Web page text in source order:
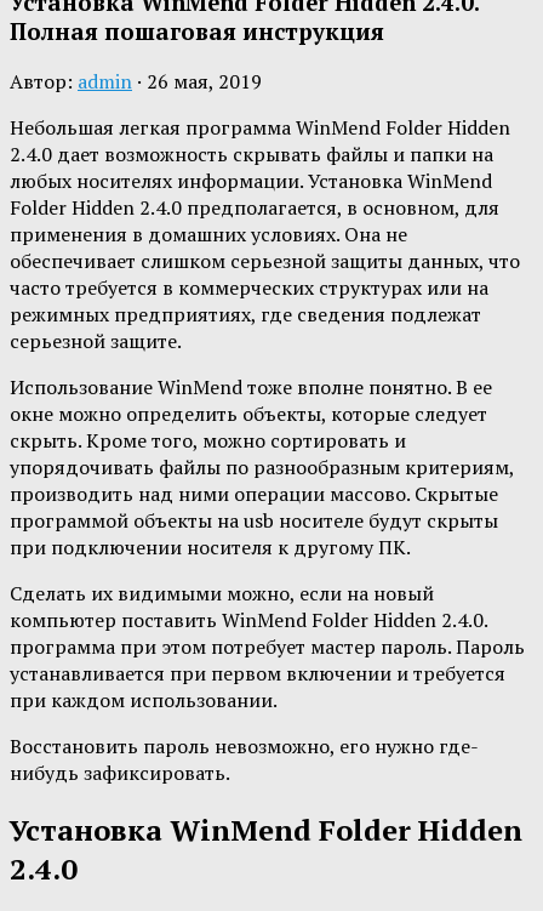
Полная пошаговая инструкция
Автор: admin · 26 мая, 2019
Небольшая легкая программа WinMend Folder Hidden
2.4.0 дает возможность скрывать файлы и папки на
любых носителях информации. Установка WinMend
Folder Hidden 2.4.0 предполагается, в основном, для
применения в домашних условиях. Она не
обеспечивает слишком серьезной защиты данных, что
часто требуется в коммерческих структурах или на
режимных предприятиях, где сведения подлежат
серьезной защите.
Использование WinMend тоже вполне понятно. В ее
окне можно определить объекты, которые следует
скрыть. Кроме того, можно сортировать и
упорядочивать файлы по разнообразным критериям,
производить над ними операции массово. Скрытые
программой объекты на usb носителе будут скрыты
при подключении носителя к другому ПК.
Сделать их видимыми можно, если на новый
компьютер поставить WinMend Folder Hidden 2.4.0.
программа при этом потребует мастер пароль. Пароль
устанавливается при первом включении и требуется
при каждом использовании.
Восстановить пароль невозможно, его нужно где-
нибудь зафиксировать.
Установка WinMend Folder Hidden
2.4.0